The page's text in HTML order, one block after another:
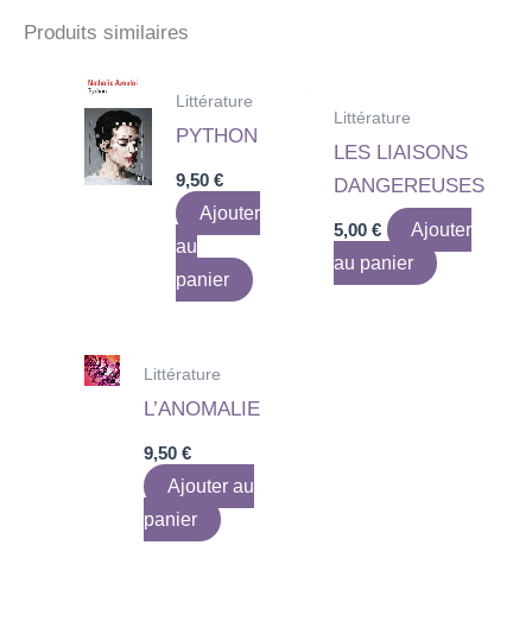
Produits similaires
Littérature
PYTHON
9,50€
Ajouter
au
panier
Littérature
LES LIAISONS
DANGEREUSES
5,00 €
Ajouter
au panier
Littérature
L’ANOMALIE
9,50€
Ajouter au
panier